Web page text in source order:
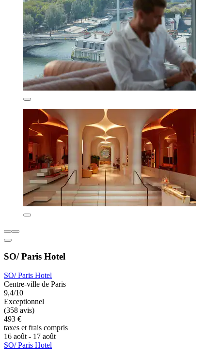
SO/ Paris Hotel
SO/ Paris Hotel
Centre-ville de Paris
9,4/10
Exceptionnel
(358 avis)
493 €
taxes et frais compris
16 août - 17 août
SO/ Paris Hotel